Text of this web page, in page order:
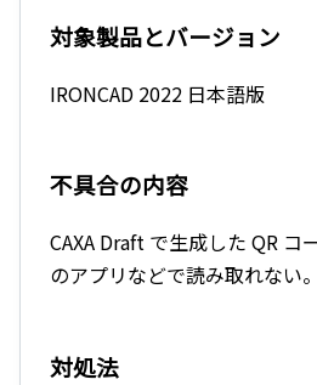
対象製品とバージョン
IRONCAD 2022 日本語版
不具合の内容
CAXA Draft で生成した QR コ
のアプリなどで読み取れない。
対処法